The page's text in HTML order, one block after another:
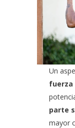
Un
fuerza
parte
mayor